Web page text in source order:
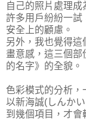
自己的照片處理成
許多用戶紛紛一試
安全上的顧慮。
另外，我也覺得
畫意感，這三個部
的名字》的全貌。
色彩模式的分析，
以新海誠(しんか
到幾個項目，才會